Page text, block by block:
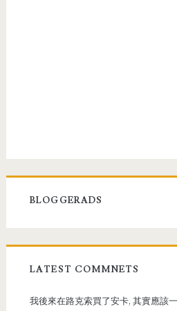
BLOGGERADS
LATEST COMMNETS
我後來在路克索買了安卡, 其實應該